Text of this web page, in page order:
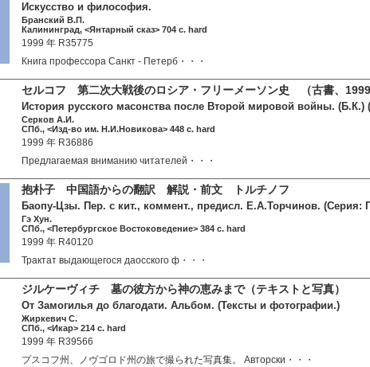
Искусство и философия.
Бранский В.П.
Калининград, <Янтарный сказ> 704 c. hard
1999 年 R35775
Книга профессора Санкт - Петерб・・・
セルコフ 第二次大戦後のロシア・フリーメーソン史 （古書、1999
История русского масонства после Второй мировой войны.
Серков А.И.
СПб., <Изд-во им. Н.И.Новикова> 448 c. hard
1999 年 R36886
Предлагаемая вниманию читателей・・・
抱朴子 中国語からの翻訳 解説・前文 トルチノフ
Баопу-Цзы. Пер. с кит., коммент., предисл. Е.А.Торчинов. (Серия:
Гэ Хун.
СПб., <Петербургское Востоковедение> 384 c. hard
1999 年 R40120
Трактат выдающегося даосского ф・・・
ジルケーヴィチ 墓の彼方から神の恵みまで（テキストと写真）
От Замогилья до благодати. Альбом. (Тексты и фотографии.)
Жиркевич С.
СПб., <Икар> 214 c. hard
1999 年 R39566
プスコフ州、ノヴゴロド州の旅で撮られた写真集。 Авторски・・・